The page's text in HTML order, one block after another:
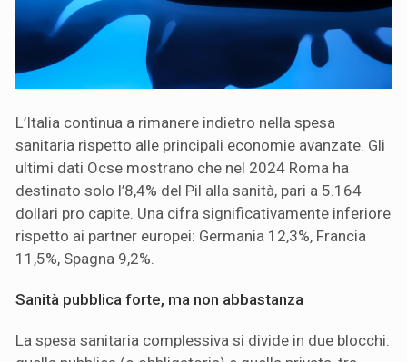
L’Italia continua a rimanere indietro nella spesa
sanitaria rispetto alle principali economie avanzate. Gli
ultimi dati Ocse mostrano che nel 2024 Roma ha
destinato solo l’8,4% del Pil alla sanità, pari a 5.164
dollari pro capite. Una cifra significativamente inferiore
rispetto ai partner europei: Germania 12,3%, Francia
11,5%, Spagna 9,2%.
Sanità pubblica forte, ma non abbastanza
La spesa sanitaria complessiva si divide in due blocchi: